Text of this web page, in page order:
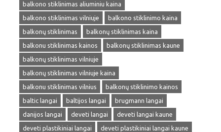
balkono stiklinimas aliuminiu kaina
balkono stiklinimas vilniuje
balkono stiklinimo kaina
balkonų stiklinimas
balkonų stiklinimas kaina
balkonu stiklinimas kainos
balkonų stiklinimas kaune
balkonų stiklinimas vilniuje
balkonų stiklinimas vilniuje kaina
balkonu stiklinimas vilnius
balkonų stiklinimo kainos
baltic langai
baltijos langai
brugmann langai
danijos langai
deveti langai
deveti langai kaune
deveti plastikiniai langai
deveti plastikiniai langai kaune